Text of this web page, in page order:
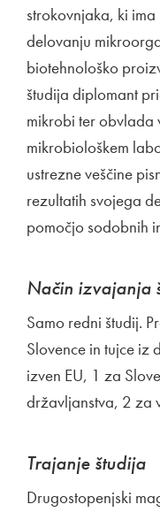
strokovnjaka, ki
delovanju
biotehnološko
študija diplomant
mikrobi ter obvlada
mikrobiološkem
ustrezne veščine
rezultatih svojega
pomočjo sodobnih
Način izvajanja
Samo redni študij.
Slovence in tujce iz
izven EU, 1 za
državljanstva, 2 za
Trajanje študija
Drugostopenjski